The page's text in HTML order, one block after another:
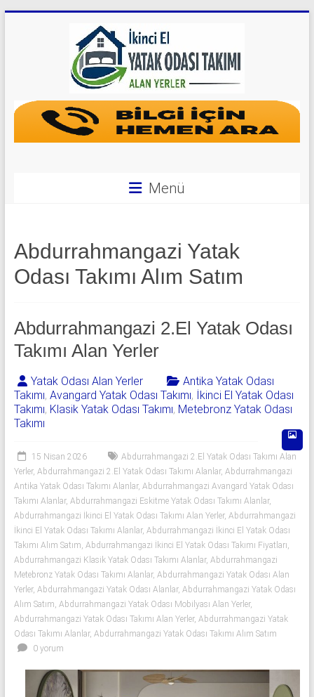
Yatak
Odası
|
0
541
06
06
|
Yıldız
Spot
Yatak
odası
alan
yerler
olarak
2.el
yatak
odası,
Klasik
yatak
odası,
Avangard
yatak
Menü
Abdurrahmangazi Yatak
Odası Takımı Alım Satım
Abdurrahmangazi 2.El Yatak Odası
Takımı Alan Yerler
Yatak Odası Alan Yerler
Antika Yatak Odası
Takımı, Avangard Yatak Odası Takımı, İkinci El Yatak Odası
Takımı, Klasik Yatak Odası Takımı, Metebronz Yatak Odası
Takımı
15 Nisan 2026
Abdurrahmangazi 2.El Yatak Odası Takımı Alan
Yerler, Abdurrahmangazi 2.El Yatak Odası Takımı Alanlar, Abdurrahmangazi
Antika Yatak Odası Takımı Alanlar, Abdurrahmangazi Avangard Yatak Odası
Takımı Alanlar, Abdurrahmangazi Eskitme Yatak Odası Takımı Alanlar,
Abdurrahmangazi İkinci El Yatak Odası Takımı Alan Yerler, Abdurrahmangazi
İkinci El Yatak Odası Takımı Alanlar, Abdurrahmangazi İkinci El Yatak Odası
Takımı Alım Satım Abdurrahmangazi İkinci El Yatak Odası Takımı Fiyatları
Abdurrahmangazi Klasik Yatak Odası Takımı Alanlar, Abdurrahmangazi
Metebronz Yatak Odası Takımı Alanlar, Abdurrahmangazi Yatak Odası Alan
Yerler, Abdurrahmangazi Yatak Odası Alanlar, Abdurrahmangazi Yatak Odası
Alım Satım Abdurrahmangazi Yatak Odası Mobilyası Alan Yerler,
Abdurrahmangazi Yatak Odası Takımı Alan Yerler, Abdurrahmangazi Yatak
Odası Takımı Alanlar, Abdurrahmangazi Yatak Odası Takımı Alım Satım
0 yorum